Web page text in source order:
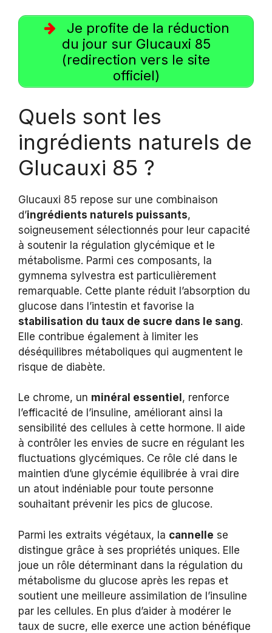
Je profite de la réduction
du jour sur Glucauxi 85
(redirection vers le site
officiel)
Quels sont les
ingrédients naturels de
Glucauxi 85 ?
Glucauxi 85 repose sur une combinaison
d’ingrédients naturels puissants,
soigneusement sélectionnés pour leur capacité
à soutenir la régulation glycémique et le
métabolisme. Parmi ces composants, la
gymnema sylvestra est particulièrement
remarquable. Cette plante réduit l’absorption du
glucose dans l’intestin et favorise la
stabilisation du taux de sucre dans le sang.
Elle contribue également à limiter les
déséquilibres métaboliques qui augmentent le
risque de diabète.
Le chrome, un minéral essentiel , renforce
l’efficacité de l’insuline, améliorant ainsi la
sensibilité des cellules à cette hormone. Il aide
à contrôler les envies de sucre en régulant les
fluctuations glycémiques. Ce rôle clé dans le
maintien d’une glycémie équilibrée à vrai dire
un atout indéniable pour toute personne
souhaitant prévenir les pics de glucose.
Parmi les extraits végétaux, la cannelle se
distingue grâce à ses propriétés uniques. Elle
joue un rôle déterminant dans la régulation du
métabolisme du glucose après les repas et
soutient une meilleure assimilation de l’insuline
par les cellules. En plus d’aider à modérer le
taux de sucre, elle exerce une action bénéfique